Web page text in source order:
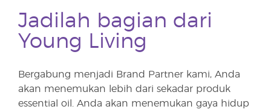
Jadilah bagian dari
Young Living
Bergabung menjadi Brand Partner kami, Anda
akan menemukan lebih dari sekadar produk
essential oil. Anda akan menemukan gaya hidup